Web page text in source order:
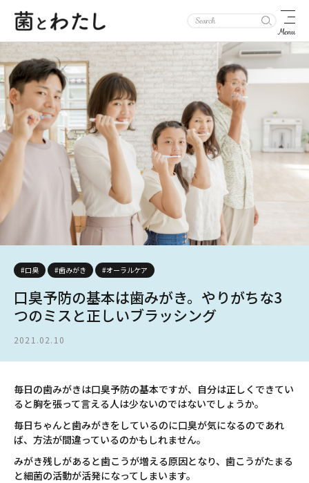
Menu
#口臭 #歯みがき #オーラルケア
口臭予防の基本は歯みがき。やりがちな3
つのミスと正しいブラッシング
2021.02.10
毎日の歯みがきは口臭予防の基本ですが、自分は正しくできてい
ると胸を張って言える人は少ないのではないでしょうか。
毎日ちゃんと歯みがきをしているのに口臭が気になるのであれ
ば、方法が間違っているのかもしれません。
みがき残しがあると歯こうが増える原因となり、歯こうがたまる
と細菌の活動が活発になってしまいます。